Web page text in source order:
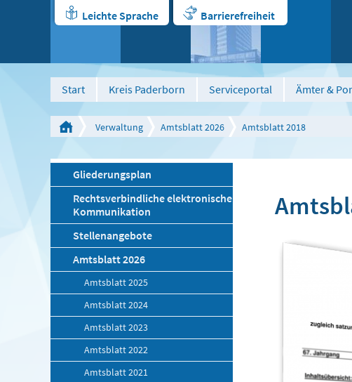
Leichte Sprache Barrierefreiheit
Start Kreis Paderborn Serviceportal Ämter &
Verwaltung Amtsblatt 2026 Amtsblatt 2018
Gliederungsplan
Rechtsverbindliche elektronische
Kommunikation
Stellenangebote
Amtsblatt 2026
Amtsblatt 2025
Amtsblatt 2024
Amtsblatt 2023
Amtsblatt 2022
Amtsblatt 2021